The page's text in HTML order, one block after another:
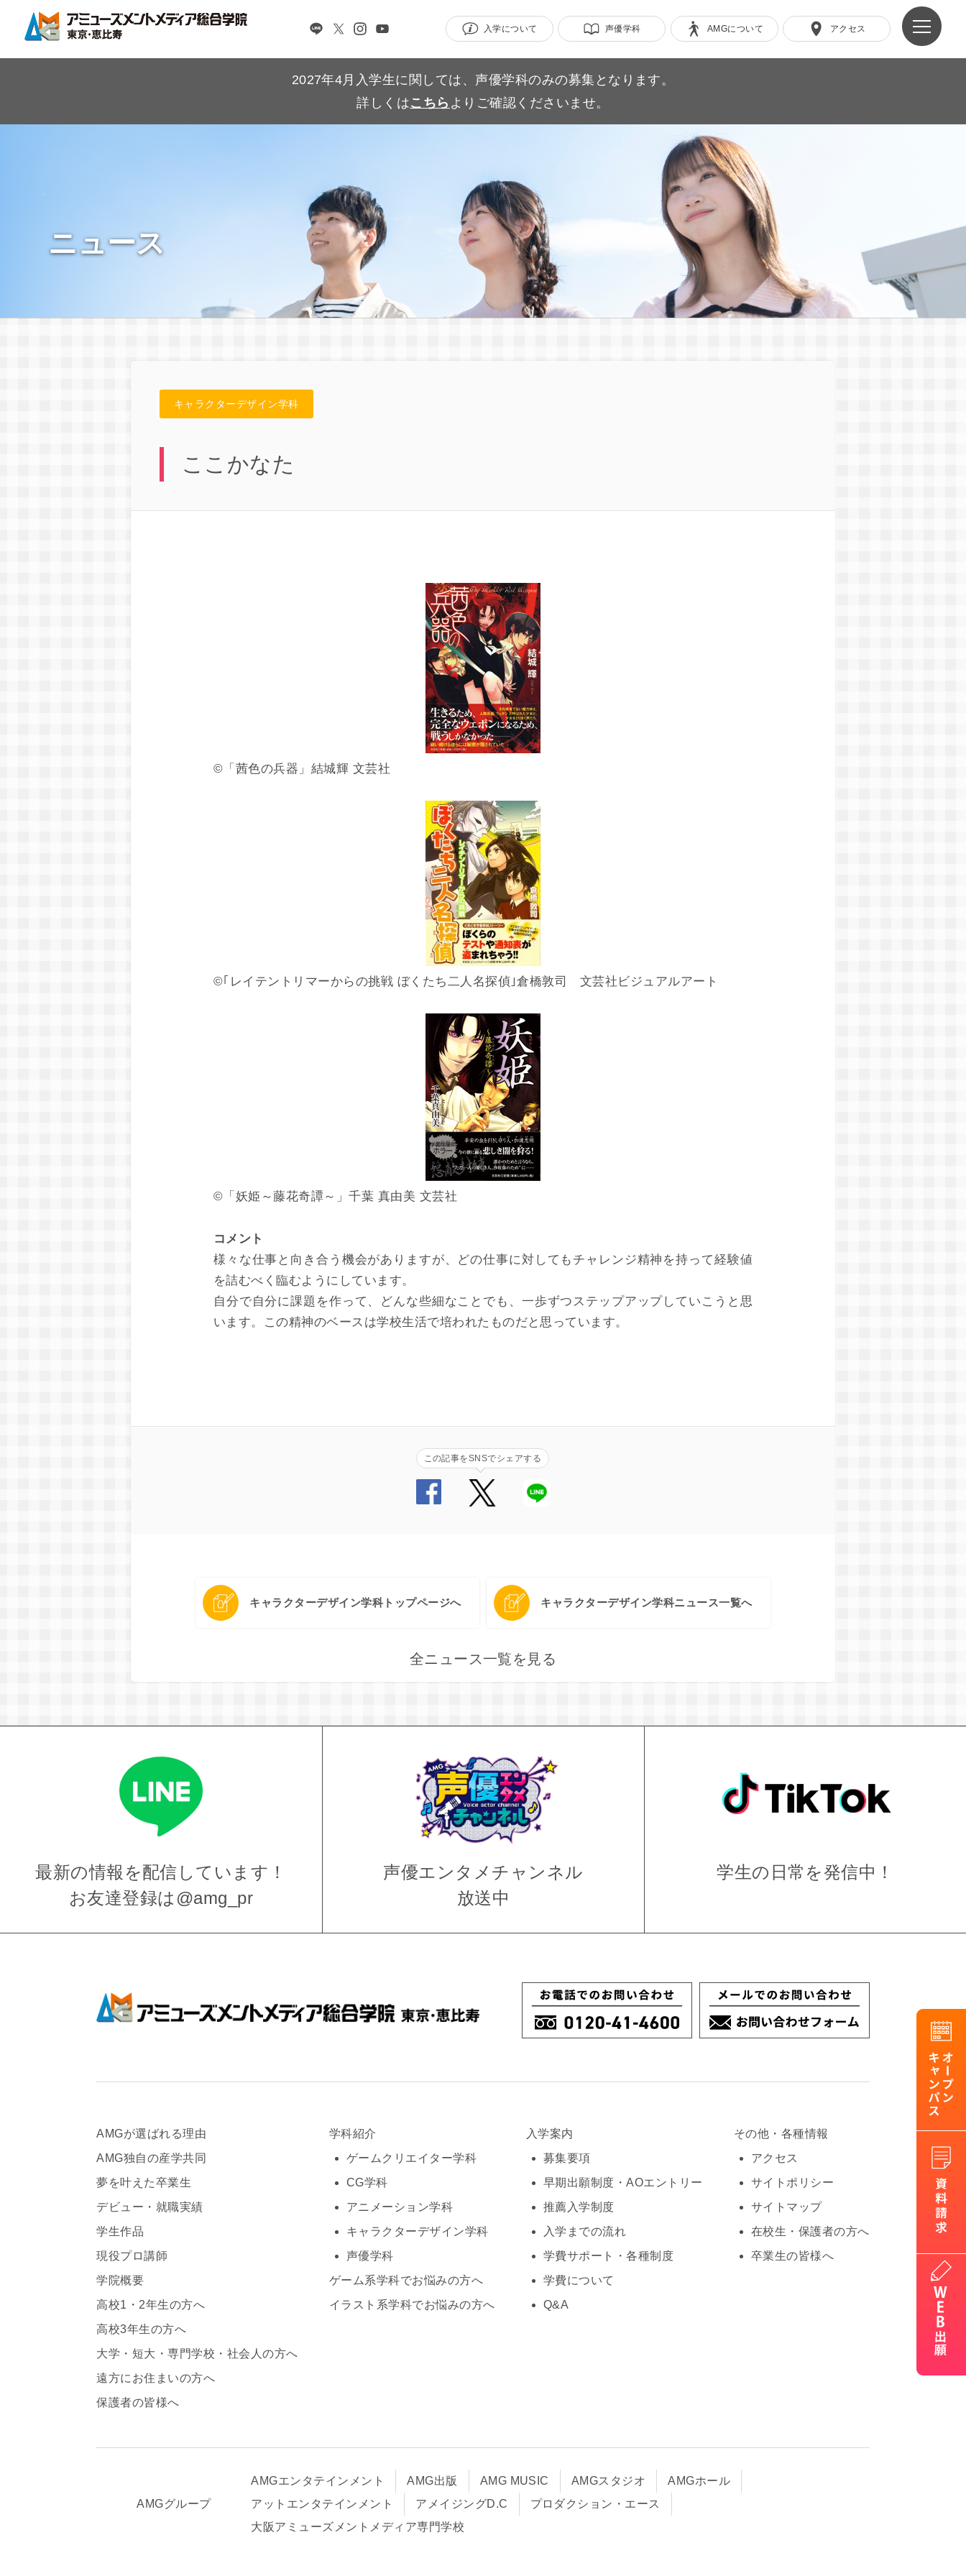
入学について 声優学科 AMGについて アクセス
2027年4月入学生に関しては、声優学科のみの募集となります。
詳しくはこちら よりご確認くださいませ。
ニュース
キャラクターデザイン学科
ここかなた
©「茜色の兵器」結城輝 文芸社
©｢レイテントリマーからの挑戦 ぼくたち二人名探偵｣倉橋敦司 文芸社ビジュアルアート
©「妖姫～藤花奇譚～」千葉 真由美 文芸社
コメント
様々な仕事と向き合う機会がありますが、どの仕事に対してもチャレンジ精神を持って経験値
を詰むべく臨むようにしています。
自分で自分に課題を作って、どんな些細なことでも、一歩ずつステップアップしていこうと思
います。この精神のベースは学校生活で培われたものだと思っています。
この記事をSNSでシェアする
キャラクターデザイン学科トップページへ キャラクターデザイン学科ニュース一覧へ
全ニュース一覧を見る
最新の情報を配信しています！
お友達登録は @amg_pr
声優エンタメ チャンネル
放送中
学生の日常を発信中！
AMGが選ばれる理由
AMG独自の産学共同
夢を叶えた卒業生
デビュー・就職実績
学生作品
現役プロ講師
学院概要
高校1・2年生の方へ
高校3年生の方へ
大学・短大・専門学校・社会人の方へ
遠方にお住まいの方へ
保護者の皆様へ
学科紹介
ゲームクリエイター学科
CG学科
アニメーション学科
キャラクターデザイン学科
声優学科
ゲーム系学科でお悩みの方へ
イラスト系学科でお悩みの方へ
入学案内
募集要項
早期出願制度・AOエントリー
推薦入学制度
入学までの流れ
学費サポート・各種制度
学費について
Q&A
その他・各種情報
アクセス
サイトポリシー
サイトマップ
在校生・保護者の方へ
卒業生の皆様へ
AMGグループ
AMGエンタテインメント AMG出版 AMG MUSIC AMGスタジオ
AMGホール
アットエンタテインメント
アメイジングD.C
プロダクション・エース
大阪アミューズメントメディア専門学校